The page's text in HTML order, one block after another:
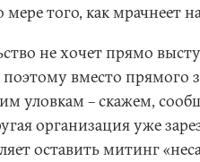
того, как мрачнеет
не хочет прямо
вместо прямого
уловкам – скажем,
организация уже
оставить митинг